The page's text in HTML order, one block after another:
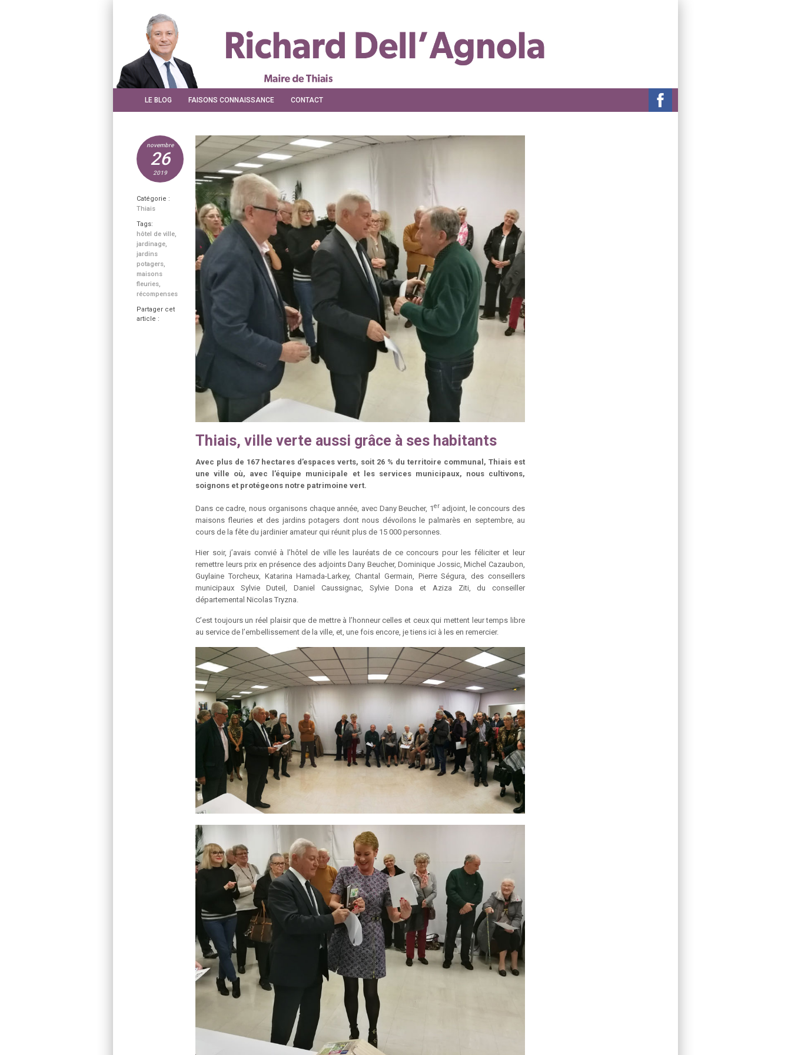
LE BLOG FAISONS CONNAISSANCE CONTACT
novembre
26
2019
Catégorie :
Thiais
Tags:
hôtel de ville,
jardinage,
jardins
potagers,
maisons
fleuries,
récompenses
Partager cet
article :
Thiais, ville verte aussi grâce à ses habitants
Avec plus de 167 hectares d’espaces verts, soit 26 % du territoire communal, Thiais est
une ville où, avec l’équipe municipale et les services municipaux, nous cultivons,
soignons et protégeons notre patrimoine vert.
Dans ce cadre, nous organisons chaque année, avec Dany Beucher, 1er adjoint, le concours des
maisons fleuries et des jardins potagers dont nous dévoilons le palmarès en septembre, au
cours de la fête du jardinier amateur qui réunit plus de 15 000 personnes.
Hier soir, j’avais convié à l’hôtel de ville les lauréats de ce concours pour les féliciter et leur
remettre leurs prix en présence des adjoints Dany Beucher, Dominique Jossic, Michel Cazaubon,
Guylaine Torcheux, Katarina Hamada-Larkey, Chantal Germain, Pierre Ségura, des conseillers
municipaux Sylvie Duteil, Daniel Caussignac, Sylvie Dona et Aziza Ziti, du conseiller
départemental Nicolas Tryzna.
C’est toujours un réel plaisir que de mettre à l’honneur celles et ceux qui mettent leur temps libre
au service de l’embellissement de la ville, et, une fois encore, je tiens ici à les en remercier.